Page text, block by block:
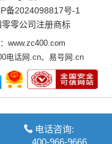
备2024098817号-1
零公司注册商标
www.zc400.com
电话网.cn、 易号网.cn
电话咨询:
400-966-9666